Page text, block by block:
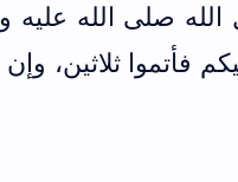
صلى الله عليه
فأتموا ثلاثين، وإن